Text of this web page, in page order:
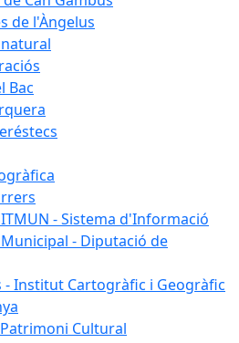
de l'Àngelus
Bac
- Sistema d'Informació
- Diputació de
- Institut Cartogràfic i Geogràfic
Cultural